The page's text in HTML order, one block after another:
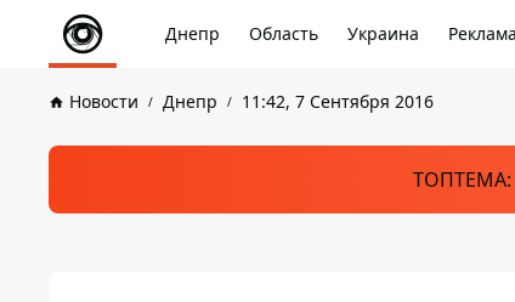
Днепр Область Украина Реклама
Новости Днепр 11:42, 7 Сентября 2016
ТОПТЕМА: